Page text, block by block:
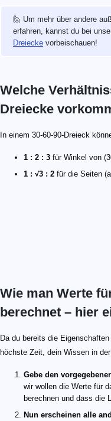
🙋 Um mehr über andere
erfahren, kannst du bei
Dreiecke vorbeischauen!
Welche
Dreiecke
In einem 30-60-90-Dreieck
1 : 2 : 3 für Winkel von
1 : √3 : 2 für die Seiten
Wie man Werte
berechnet – hier
Da du bereits die
höchste Zeit, dein Wissen in
Gebe den
wir wollen die Werte für
berechnen und dass die
Nun erscheinen alle